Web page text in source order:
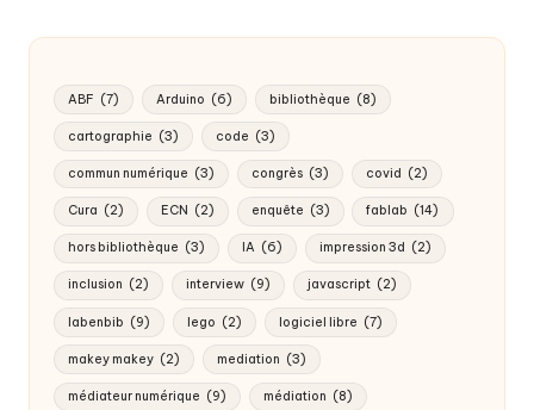
ABF (7) Arduino (6) bibliothèque (8)
cartographie (3) code (3)
commun numérique (3) congrès (3) covid (2)
Cura (2) ECN (2) enquête (3) fablab (14)
hors bibliothèque (3) IA (6) impression 3d (2)
inclusion (2) interview (9) javascript (2)
labenbib (9) lego (2) logiciel libre (7)
makey makey (2) mediation (3)
médiateur numérique (9) médiation (8)